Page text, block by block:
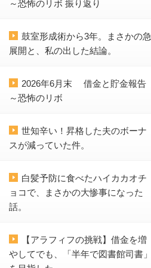
～恐怖のリボ 振り返り
鼓室形成術から3年。まさかの急
展開と、私の出した結論。
2026年6月末 借金と貯金報告
～恐怖のリボ
世知辛い！昇格した夫のボーナ
スが減っていた件。
白髪予防に食べたハイカカオチ
ョコで、まさかの大惨事になった
話。
【アラフィフの挑戦】借金を増
やしてでも、「半年で図書館司書」